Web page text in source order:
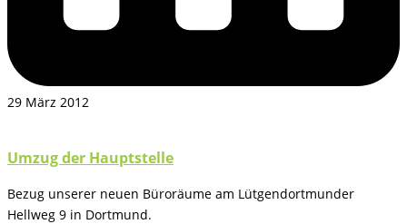
29 März 2012
Umzug der Hauptstelle
Bezug unserer neuen Büroräume am Lütgendortmunder
Hellweg 9 in Dortmund.